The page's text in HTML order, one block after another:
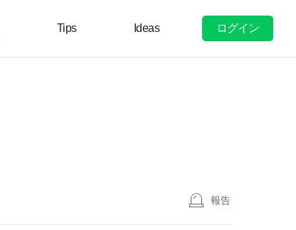
Tips Ideas ログイン
報告